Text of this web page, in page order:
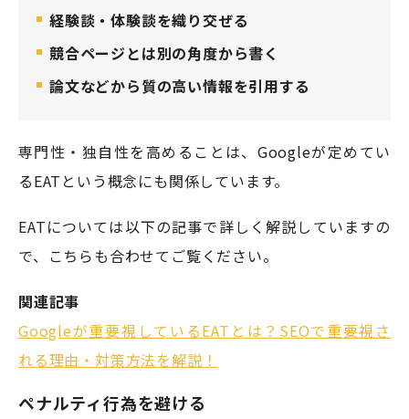
経験談・体験談を織り交ぜる
競合ページとは別の角度から書く
論文などから質の高い情報を引用する
専門性・独自性を高めることは、Googleが定めてい
るEATという概念にも関係しています。
EATについては以下の記事で詳しく解説していますの
で、こちらも合わせてご覧ください。
関連記事
Googleが重要視しているEATとは？SEOで重要視さ
れる理由・対策方法を解説！
ペナルティ行為を避ける